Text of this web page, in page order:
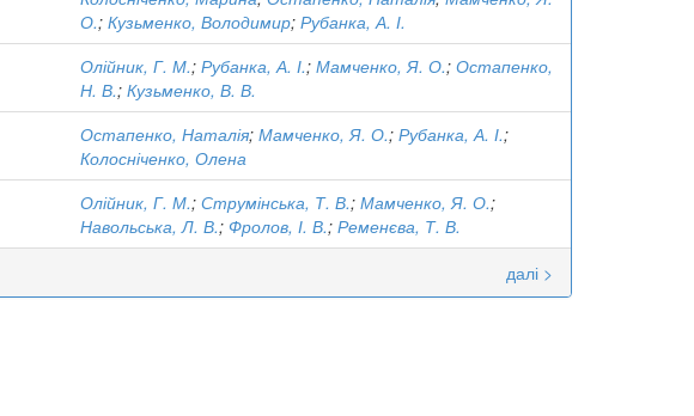
О.; Кузьменко, Володимир; Рубанка, А. І.
Олійник, Г. М.; Рубанка, А. І.; Мамченко, Я. О.; Остапенко,
Н. В.; Кузьменко, В. В.
Остапенко, Наталія; Мамченко, Я. О.; Рубанка, А. І.;
Колосніченко, Олена
Олійник, Г. М.; Струмінська, Т. В.; Мамченко, Я. О.;
Навольська, Л. В.; Фролов, І. В.; Ременєва, Т. В.
далі >